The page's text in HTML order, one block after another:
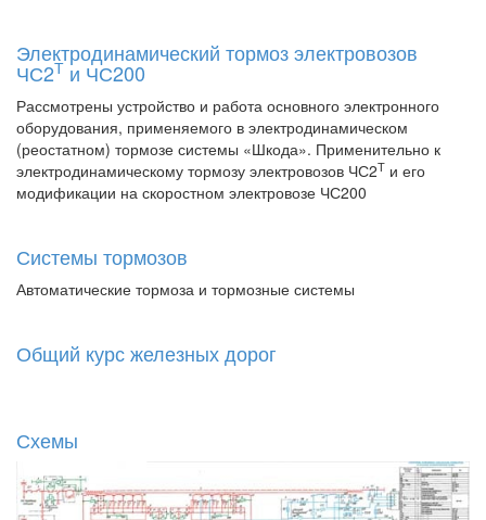
Электродинамический тормоз электровозов
ЧС2Т и ЧС200
Рассмотрены устройство и работа основного электронного
оборудования, применяемого в электродинамическом
(реостатном) тормозе системы «Шкода». Применительно к
электродинамическому тормозу электровозов ЧС2Т и его
модификации на скоростном электровозе ЧС200
Системы тормозов
Автоматические тормоза и тормозные системы
Общий курс железных дорог
Схемы